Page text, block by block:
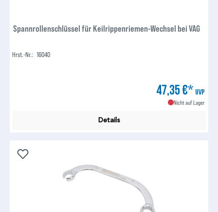
Spannrollenschlüssel für Keilrippenriemen-Wechsel bei VAG
Hrst.-Nr.: 16040
47,35 €* UVP
Nicht auf Lager
Details